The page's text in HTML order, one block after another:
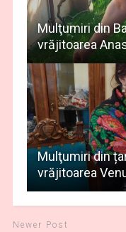
Mulţumiri din
vrăjitoarea
Mulţumiri din
vrăjitoarea
Newer Post